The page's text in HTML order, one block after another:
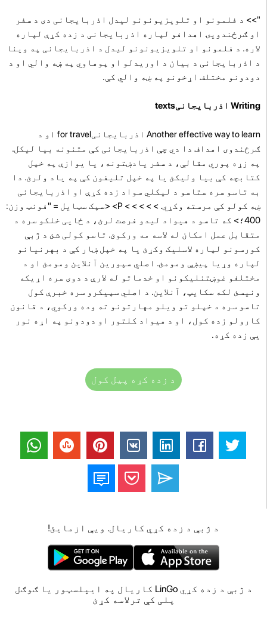
">> د فلمونو او تلویزیونونو لیدل اذربایجانی دی د سفر
او ګرځندویۍ اهدافو لپاره اذربایجانی د زده کړې لپاره
لاره. د فلمونو او تلویزیونونو لیدل د اذربایجانی په وینا
د اذربایجانی د بیان د اوریدلو او پوهاوي په ښه والي او د
دودونو مختلف اړخونو په ښه والي کې.
Writing اذربایجانیtexts
Another effective way to learn اذربایجانیfor travel او د
ګرځندوی اهداف دا دي چې اذربایجانی کې متنونه بیا لیکل.
په زړه پوري مقالې، د سفر یادښتونه، یا یوازې په خپل
کتابچه کې بیا ولیکئ یا په خپل تلیفون کې په یاد ولرئ. دا
به تاسو سره ستاسو د لیکلي سواد زده کړې او اذربایجانی
ښه کولو کې مرسته وکړي. > > > > >
P> <سپک سټایل = "فونټ وزن:
400؛> که تاسو د هیواد لیدو فرصت لرئ، د ځایی خلکو سره د
متقابل عمل امکان له لاسه مه ورکوئ. تاسو کولی شئ د ژبې
کورسونو لپاره لاسلیک وکړئ یا په خپل ښار کې د بهرنيانو
لپاره وړیا پیښې ومومئ. اصلي سپورین آنلاین ومومئ او د
مختلفو غوښتنلیکونو او خدماتو له لارې د دوی سره اړیکه
ونیسئ لکه سکایپ، آنلاین. د اصلي سپیکرو سره خبرې کول
تاسو سره د خپلو تو ویلو مهارتونو ته وده ورکوي، د قانون
کارولو زده کول، او د هیواد کلتور او دودونو په اړه نور
یې زده کړه.
د زده کړه پیل کول
د ژبې د زده کړي کاریال. ویې ازمایئ!
د ژبې د زده کړي LinGo کاریال په ایپلسټور یا ګوګل
پلی کې ترلاسه کړئ